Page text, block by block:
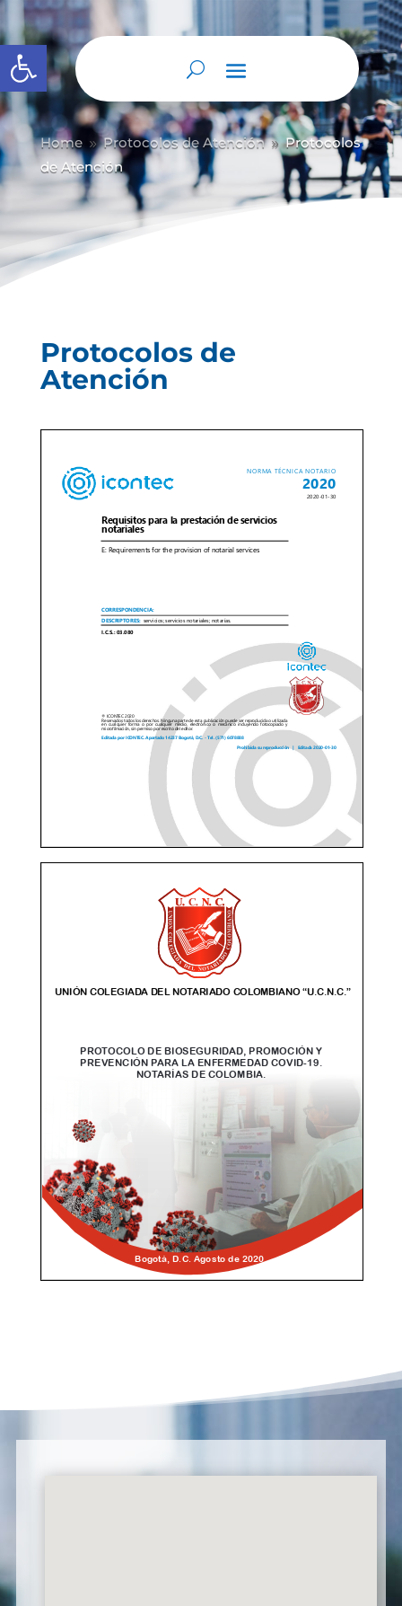
Abrir barra de herramientas
Home 9 Protocolos de Atención 9 Protocolos
de Atención
Protocolos de
Atención